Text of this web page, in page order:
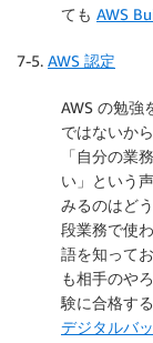
ても AWS
7-5. AWS 認定
AWS の勉強
ではないか
「自分の業
い」という
みるのはど
段業務で使
語を知って
も相手のや
験に合格す
デジタルバ